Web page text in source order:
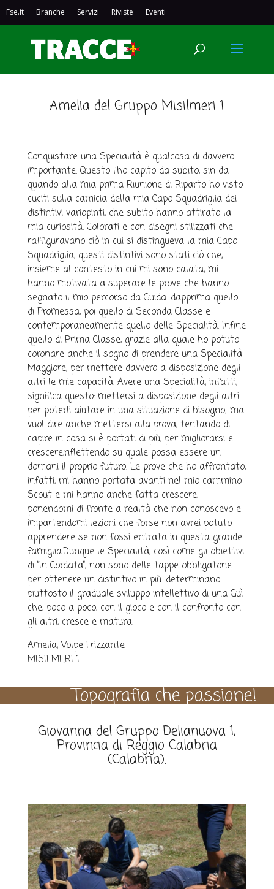
Fse.it Branche Servizi Riviste Eventi
Che cos’è una specialita’?!
Amelia del Gruppo Misilmeri 1
Conquistare una Specialità è qualcosa di davvero
importante. Questo l’ho capito da subito, sin da
quando alla mia prima Riunione di Riparto ho visto
cuciti sulla camicia della mia Capo Squadriglia dei
distintivi variopinti, che subito hanno attirato la
mia curiosità. Colorati e con disegni stilizzati che
raffiguravano ciò in cui si distingueva la mia Capo
Squadriglia, questi distintivi sono stati ciò che,
insieme al contesto in cui mi sono calata, mi
hanno motivata a superare le prove che hanno
segnato il mio percorso da Guida: dapprima quello
di Promessa, poi quello di Seconda Classe e
contemporaneamente quello delle Specialità. Infine
quello di Prima Classe, grazie alla quale ho potuto
coronare anche il sogno di prendere una Specialità
Maggiore, per mettere davvero a disposizione degli
altri le mie capacità. Avere una Specialità, infatti,
significa questo: mettersi a disposizione degli altri
per poterli aiutare in una situazione di bisogno; ma
vuol dire anche mettersi alla prova, tentando di
capire in cosa si è portati di più, per migliorarsi e
crescere,riflettendo su quale possa essere un
domani il proprio futuro. Le prove che ho affrontato,
infatti, mi hanno portata avanti nel mio cammino
Scout e mi hanno anche fatta crescere,
ponendomi di fronte a realtà che non conoscevo e
impartendomi lezioni che forse non avrei potuto
apprendere se non fossi entrata in questa grande
famiglia.Dunque le Specialità, così come gli obiettivi
di ”In Cordata”, non sono delle tappe obbligatorie
per ottenere un distintivo in più: determinano
piuttosto il graduale sviluppo intellettivo di una Guì
che, poco a poco, con il gioco e con il confronto con
gli altri, cresce e matura.
Amelia, Volpe Frizzante
MISILMERI 1
Topografia che passione!
Giovanna del Gruppo Delianuova 1,
Provincia di Reggio Calabria
(Calabria).